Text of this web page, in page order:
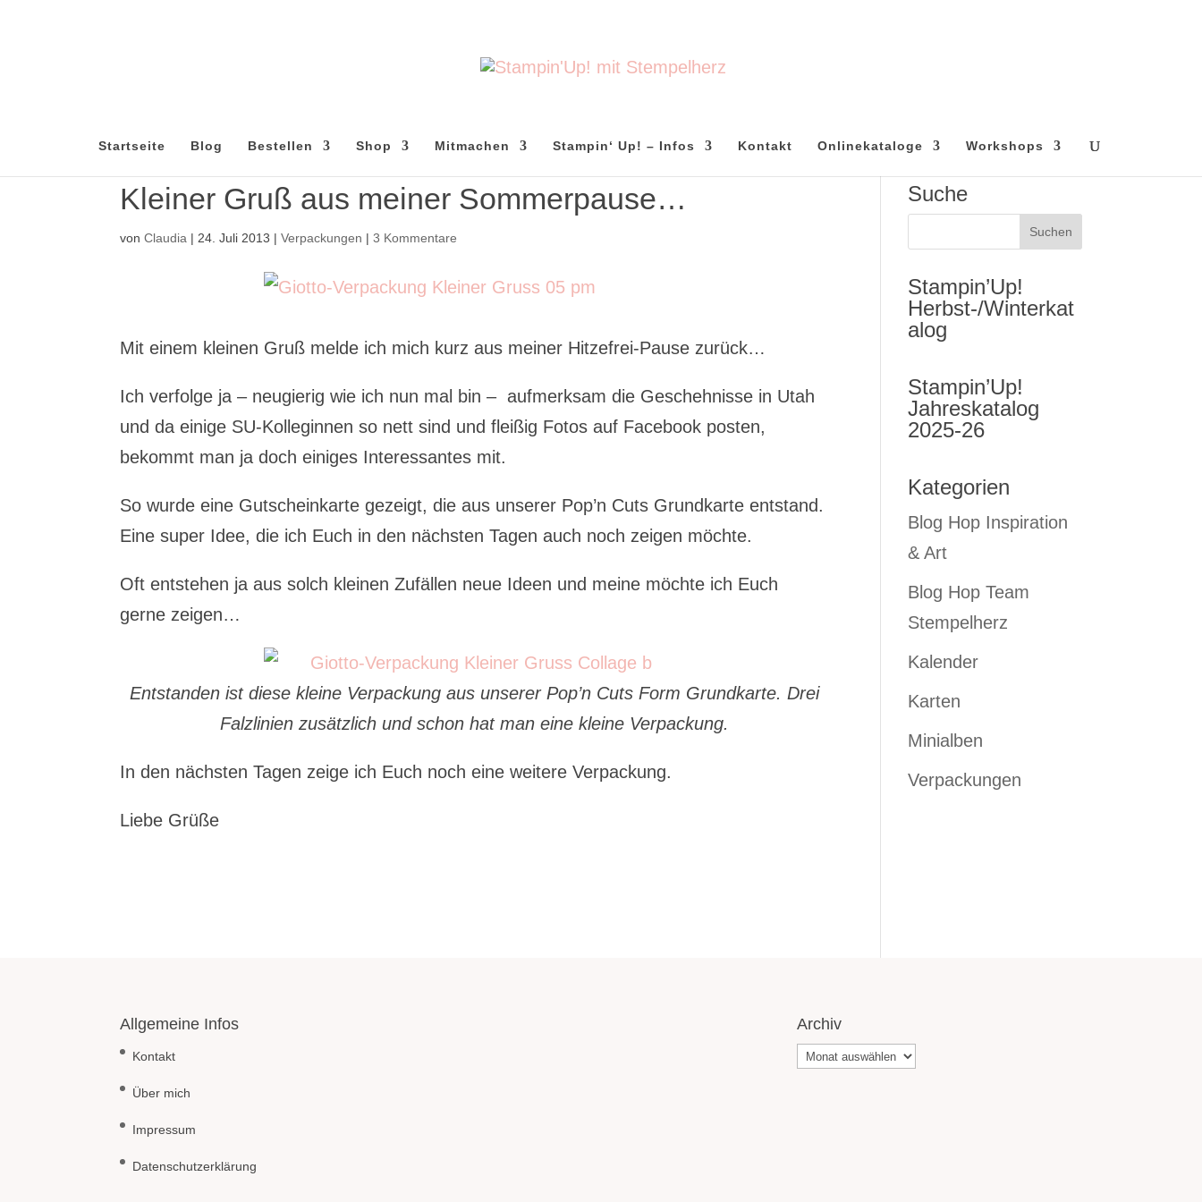
Startseite Blog Bestellen Shop Mitmachen Stampin‘ Up! – Infos Kontakt Onlinekataloge Workshops
Kleiner Gruß aus meiner Sommerpause…
vonClaudia | 24. Juli 2013 |Verpackungen |3 Kommentare
Mit einem kleinen Gruß melde ich mich kurz aus meiner Hitzefrei-Pause zurück…
Ich verfolge ja – neugierig wie ich nun mal bin – aufmerksam die Geschehnisse in Utah
und da einige SU-Kolleginnen so nett sind und fleißig Fotos auf Facebook posten,
bekommt man ja doch einiges Interessantes mit.
So wurde eine Gutscheinkarte gezeigt, die aus unserer Pop’n Cuts Grundkarte entstand.
Eine super Idee, die ich Euch in den nächsten Tagen auch noch zeigen möchte.
Oft entstehen ja aus solch kleinen Zufällen neue Ideen und meine möchte ich Euch
gerne zeigen…
Entstanden ist diese kleine Verpackung aus unserer Pop’n Cuts Form Grundkarte. Drei
Falzlinien zusätzlich und schon hat man eine kleine Verpackung.
In den nächsten Tagen zeige ich Euch noch eine weitere Verpackung.
Liebe Grüße
Suche
Stampin’Up!
Herbst-/Winterkat
alog
Stampin’Up!
Jahreskatalog
2025-26
Kategorien
Blog Hop Inspiration
& Art
Blog Hop Team
Stempelherz
Kalender
Karten
Minialben
Verpackungen
Allgemeine Infos
Kontakt
Über mich
Impressum
Datenschutzerklärung
Archiv
Archiv